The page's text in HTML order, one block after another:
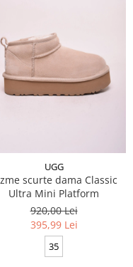
UGG
scurte dama Classic
Ultra Mini Platform
920,00 Lei
395,99 Lei
35